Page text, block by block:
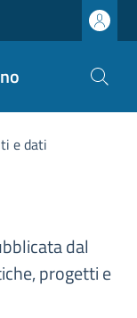
e dati
dal
progetti e